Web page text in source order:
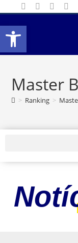
Abrir a
Master
> Ranking >